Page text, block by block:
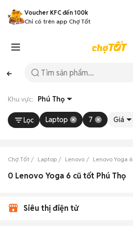
Voucher KFC đến 100k
Chỉ có trên app Chợ Tốt
Khu vực: Phú Thọ
Lọc Laptop 7 Giá
Chợ Tốt Laptop Lenovo Lenovo Yoga 6
0 Lenovo Yoga 6 cũ tốt Phú Thọ
Siêu thị điện tử